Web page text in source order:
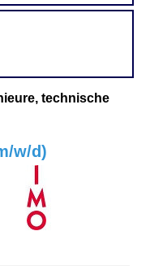
technische
w/d)